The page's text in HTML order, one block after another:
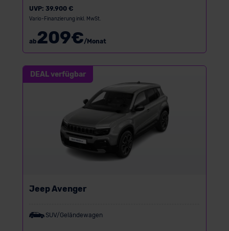
UVP: 39.900 €
Vario-Finanzierung inkl. MwSt.
ab209€/Monat
DEAL verfügbar
Jeep Avenger
SUV/Geländewagen